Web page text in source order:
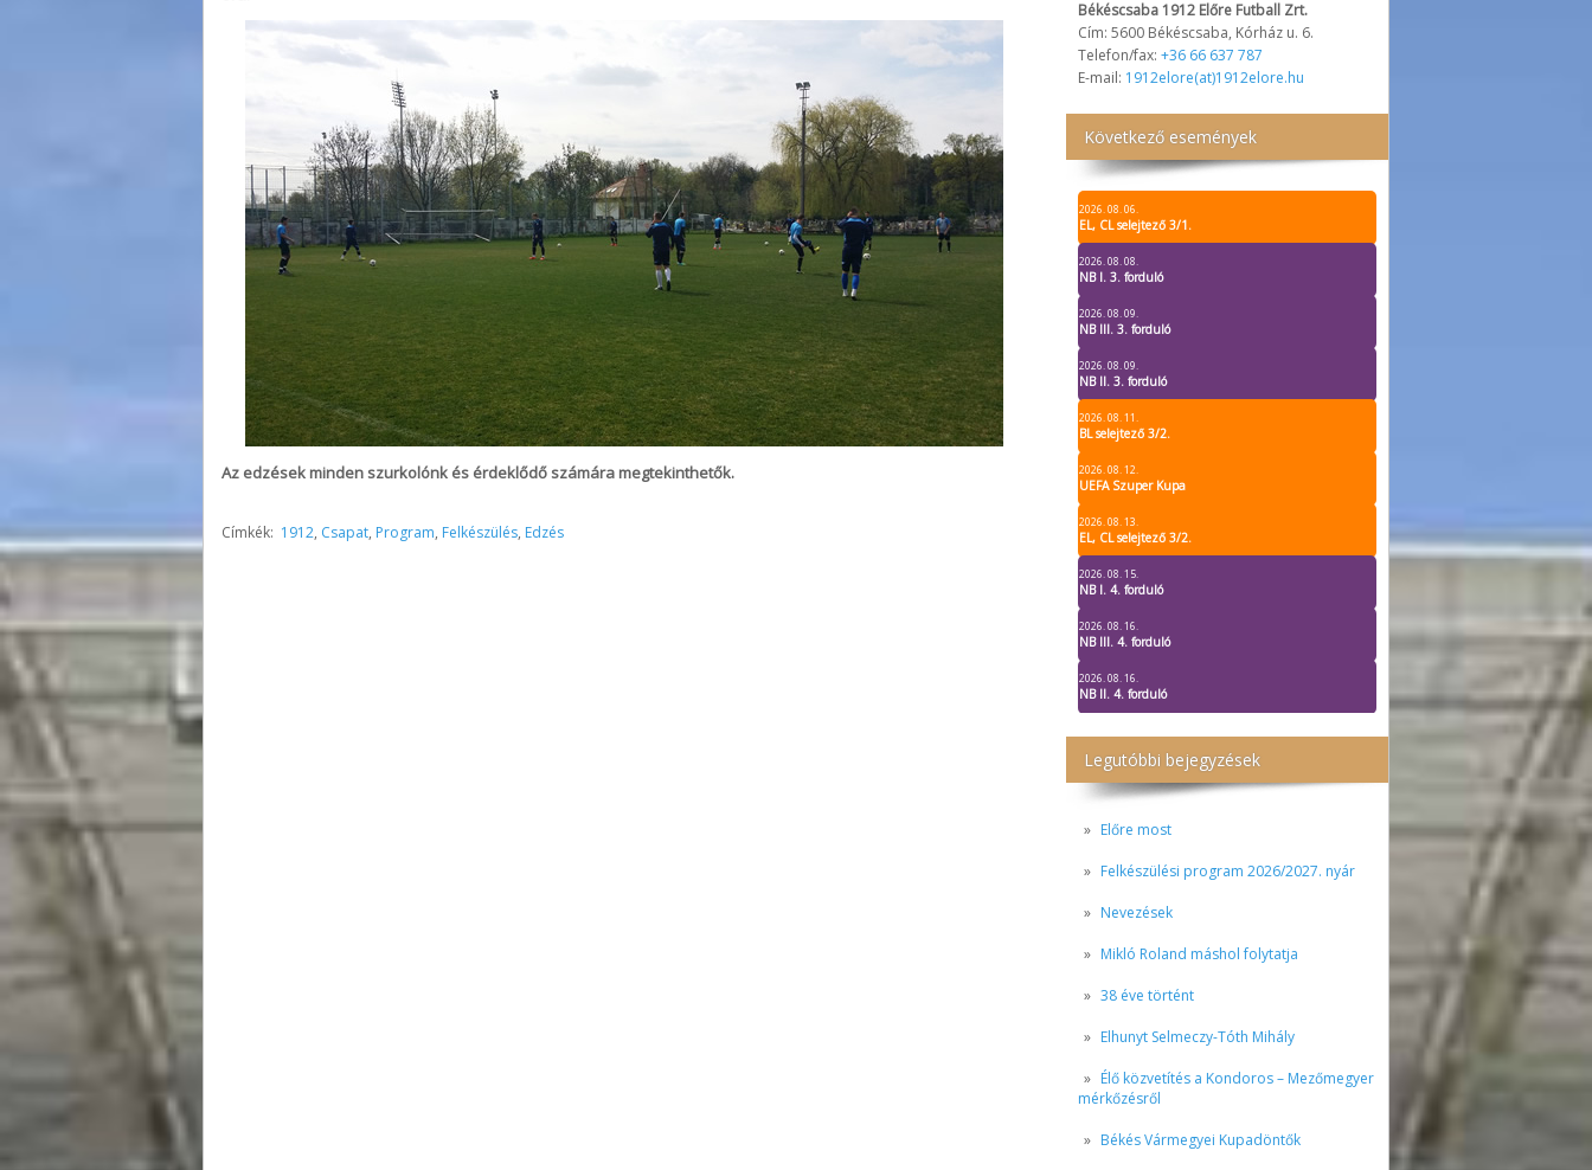
Békéscsaba 1912 Előre Futball Zrt.
Cím: 5600 Békéscsaba, Kórház u. 6.
Telefon/fax: +36 66 637 787
E-mail: 1912elore(at)1912elore.hu
Következő események
2026. 08. 06.
EL, CL selejtező 3/1.
2026. 08. 08.
NB I. 3. forduló
2026. 08. 09.
NB III. 3. forduló
2026. 08. 09.
NB II. 3. forduló
2026. 08. 11.
BL selejtező 3/2.
2026. 08. 12.
UEFA Szuper Kupa
2026. 08. 13.
EL, CL selejtező 3/2.
2026. 08. 15.
NB I. 4. forduló
2026. 08. 16.
NB III. 4. forduló
2026. 08. 16.
NB II. 4. forduló
Legutóbbi bejegyzések
Előre most
Felkészülési program 2026/2027. nyár
Nevezések
Mikló Roland máshol folytatja
38 éve történt
Elhunyt Selmeczy-Tóth Mihály
Élő közvetítés a Kondoros – Mezőmegyer
mérkőzésről
Békés Vármegyei Kupadöntők
Az edzések minden szurkolónk és érdeklődő számára megtekinthetők.
Címkék: 1912, Csapat, Program, Felkészülés, Edzés